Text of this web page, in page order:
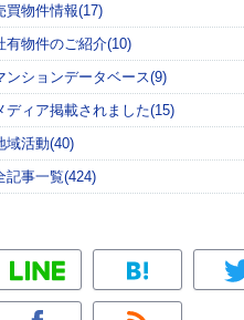
買物件情報(17)
有物件のご紹介(10)
ンションデータベース(9)
ディア掲載されました(15)
域活動(40)
記事一覧(424)